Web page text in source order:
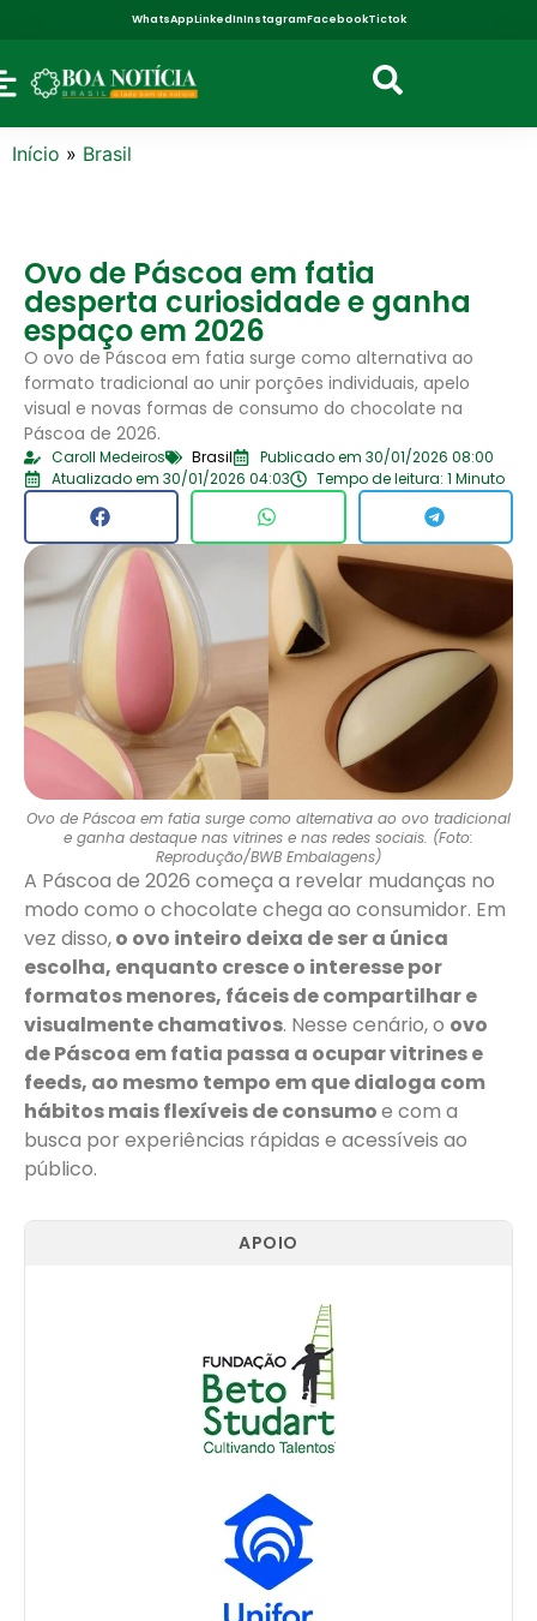
WhatsAppLinkedInInstagramFacebookTictok
Início » Brasil
Ovo de Páscoa em fatia
desperta curiosidade e ganha
espaço em 2026
O ovo de Páscoa em fatia surge como alternativa ao
formato tradicional ao unir porções individuais, apelo
visual e novas formas de consumo do chocolate na
Páscoa de 2026.
Caroll Medeiros Brasil
Publicado em 30/01/2026 08:00
Atualizado em 30/01/2026 04:03
Tempo de leitura: 1 Minuto
Ovo de Páscoa em fatia surge como alternativa ao ovo tradicional
e ganha destaque nas vitrines e nas redes sociais. (Foto:
Reprodução/BWB Embalagens)
A Páscoa de 2026 começa a revelar mudanças no
modo como o chocolate chega ao consumidor. Em
vez disso,o ovo inteiro deixa de ser a única
escolha, enquanto cresce o interesse por
formatos menores, fáceis de compartilhar e
visualmente chamativos. Nesse cenário, o ovo
de Páscoa em fatia passa a ocupar vitrines e
feeds, ao mesmo tempo em que dialoga com
hábitos mais flexíveis de consumoe com a
busca por experiências rápidas e acessíveis ao
público.
APOIO